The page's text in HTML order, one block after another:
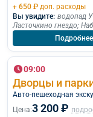
+ 650 ₽ доп. расходы
Вы увидите: водопад
Ласточкино гнездо;
Подробнее
09:00
Дворцы и
Авто-пешеходная
Цена:3 200 ₽